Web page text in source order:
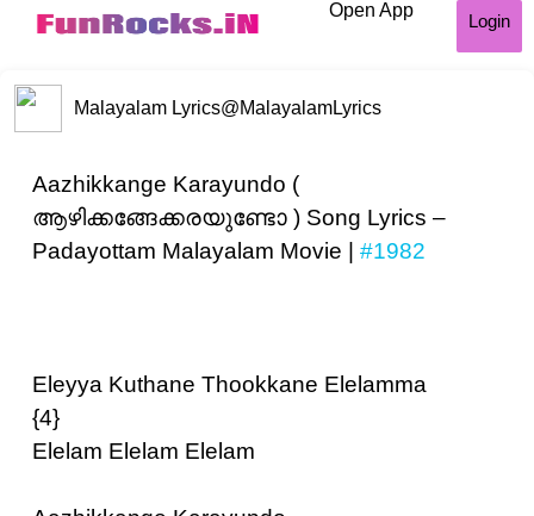
Open App
Login
Malayalam Lyrics@MalayalamLyrics
Aazhikkange Karayundo (
ആഴിക്കങ്ങേക്കരയുണ്ടോ ) Song Lyrics –
Padayottam Malayalam Movie | #1982
Eleyya Kuthane Thookkane Elelamma
{4}
Elelam Elelam Elelam